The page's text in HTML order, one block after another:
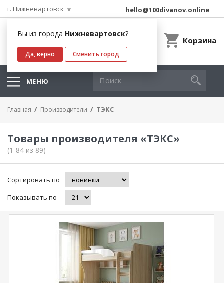
г. Нижневартовск
Вы из города Нижневартовск?
Да, верно Сменить город
hello@100divanov.online
Корзина
МЕНЮ
Главная Производители ТЭКС
Товары производителя «ТЭКС»
(1-84 из 89)
Сортировать по
Показывать по